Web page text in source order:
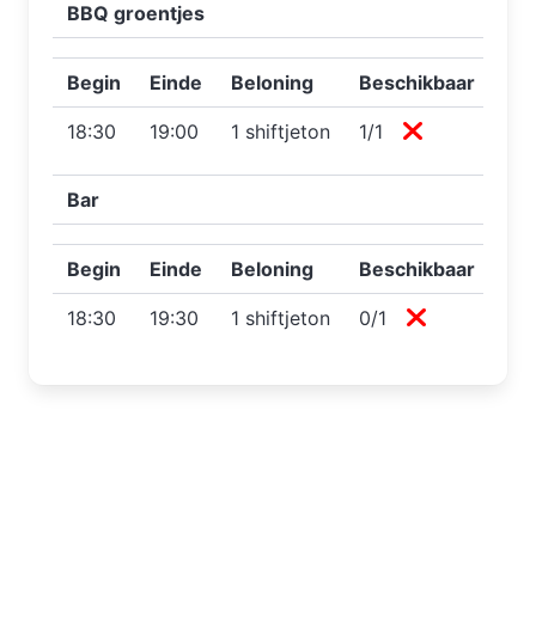
BBQ groentjes
Begin Einde Beloning Beschikbaar
18:30 19:00 1 shiftjeton 1/1
Bar
Begin Einde Beloning Beschikbaar
18:30 19:30 1 shiftjeton 0/1